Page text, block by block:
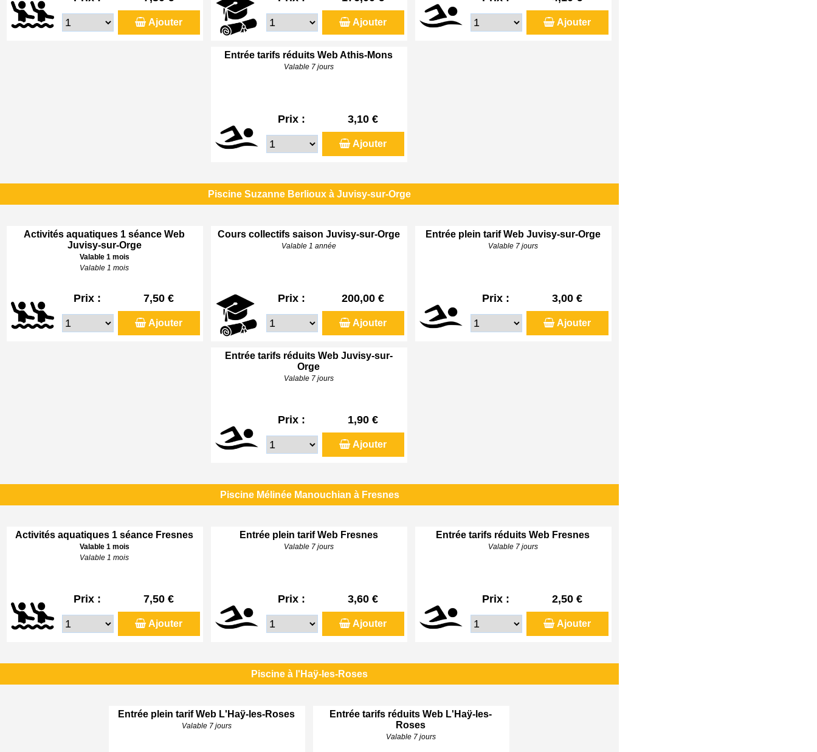
Ajouter Ajouter Ajouter
Entrée tarifs réduits Web Athis-Mons
Valable 7 jours
Prix : 3,10 €
Ajouter
Piscine Suzanne Berlioux à Juvisy-sur-Orge
Activités aquatiques 1 séance Web
Juvisy-sur-Orge
Valable 1 mois
Valable 1 mois
Prix : 7,50 €
Ajouter
Cours collectifs saison Juvisy-sur-Orge
Valable 1 année
Prix : 200,00 €
Ajouter
Entrée plein tarif Web Juvisy-sur-Orge
Valable 7 jours
Prix : 3,00 €
Ajouter
Entrée tarifs réduits Web Juvisy-sur-
Orge
Valable 7 jours
Prix : 1,90 €
Ajouter
Piscine Mélinée Manouchian à Fresnes
Activités aquatiques 1 séance Fresnes
Valable 1 mois
Valable 1 mois
Prix : 7,50 €
Ajouter
Entrée plein tarif Web Fresnes
Valable 7 jours
Prix : 3,60 €
Ajouter
Entrée tarifs réduits Web Fresnes
Valable 7 jours
Prix : 2,50 €
Ajouter
Piscine à l'Haÿ-les-Roses
Entrée plein tarif Web L'Haÿ-les-Roses
Valable 7 jours
Entrée tarifs réduits Web L'Haÿ-les-
Roses
Valable 7 jours